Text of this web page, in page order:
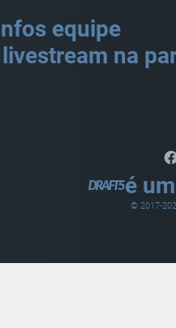
equipe
na
é
© 2017-